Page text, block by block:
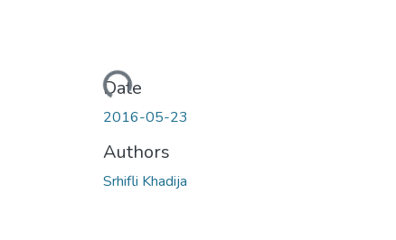
Loading...
Date
2016-05-23
Authors
Srhifli Khadija